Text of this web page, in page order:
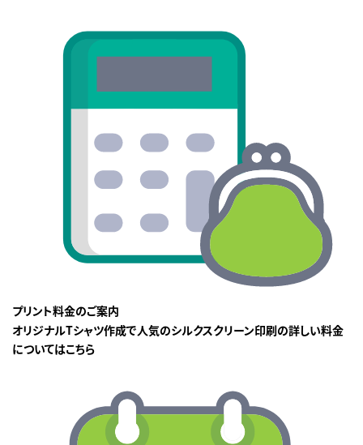
プリント料金のご案内
オリジナルTシャツ作成で人気のシルクスクリーン印刷の詳しい料金
についてはこちら